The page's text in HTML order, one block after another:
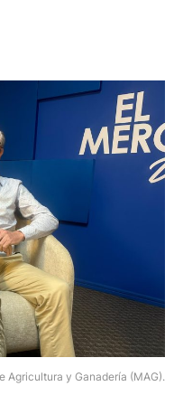
Agricultura y Ganadería (MAG).